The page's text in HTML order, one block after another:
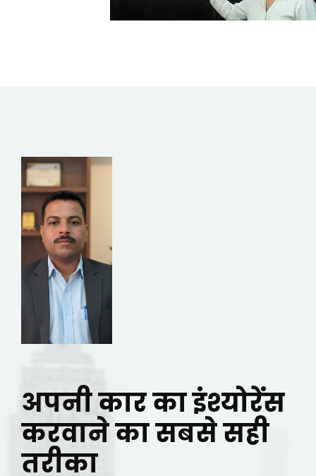
अपनी कार का इंश्योरेंस
करवाने का सबसे सही
तरीका